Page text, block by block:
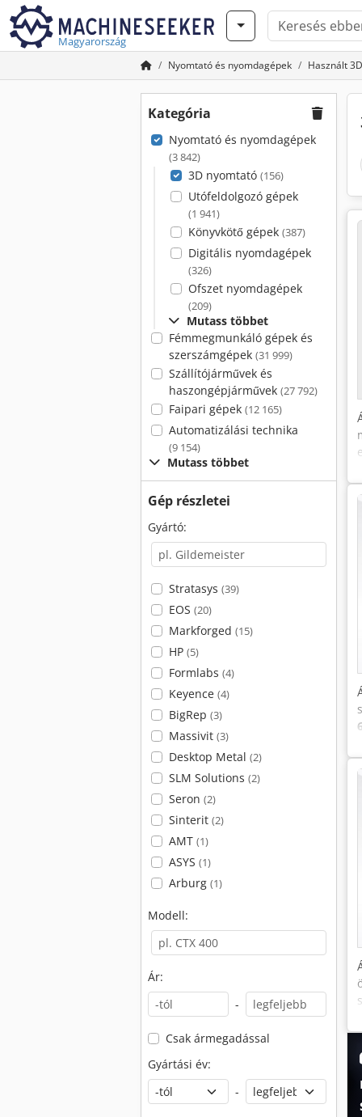
Magyarország
Nyomtató és nyomdagépek Használt
Kategória
Nyomtató és nyomdagépek
(3 842)
3D nyomtató (156)
Utófeldolgozó gépek
(1 941)
Könyvkötő gépek (387)
Digitális nyomdagépek
(326)
Ofszet nyomdagépek
(209)
Mutass többet
Fémmegmunkáló gépek és
szerszámgépek (31 999)
Szállítójárművek és
haszongépjárművek (27 792)
Faipari gépek (12 165)
Automatizálási technika
(9 154)
Mutass többet
Gép részletei
Gyártó:
Stratasys (39)
EOS (20)
Markforged (15)
HP (5)
Formlabs (4)
Keyence (4)
BigRep (3)
Massivit (3)
Desktop Metal (2)
SLM Solutions (2)
Seron (2)
Sinterit (2)
AMT (1)
ASYS (1)
Arburg (1)
Modell:
Ár:
-
Csak ármegadással
Gyártási év:
-